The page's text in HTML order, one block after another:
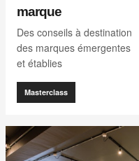
marque
Des conseils à destination
des marques émergentes
et établies
Masterclass